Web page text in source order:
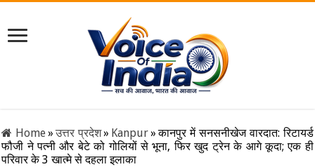
Home» उत्तर प्रदेश» Kanpur» कानपुर में सनसनीखेज वारदात: रिटायर्ड
फौजी ने पत्नी और बेटे को गोलियों से भूना, फिर खुद ट्रेन के आगे कूदा; एक ही
परिवार के 3 खात्मे से दहला इलाका